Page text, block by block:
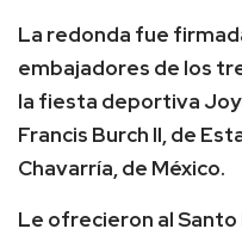
La redonda fue
embajadores de los
la fiesta deportiva
Francis Burch II, de
Chavarría, de México.
Le ofrecieron al Santo